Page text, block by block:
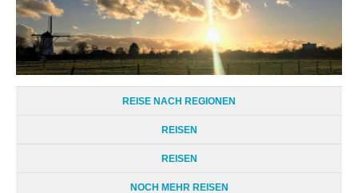
REISE NACH REGIONEN
REISEN
REISEN
NOCH MEHR REISEN